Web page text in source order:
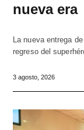
nueva era
La nueva entrega
regreso del
3 agosto, 2026